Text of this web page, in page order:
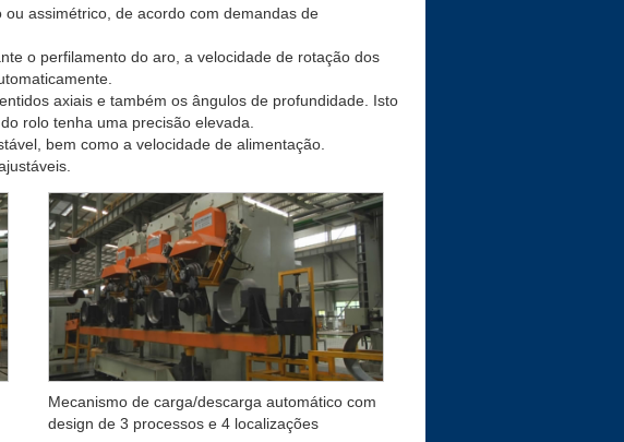
assimétrico, de acordo com demandas de
o perfilamento do aro, a velocidade de rotação dos
axiais e também os ângulos de profundidade. Isto
rolo tenha uma precisão elevada.
bem como a velocidade de alimentação.
Mecanismo de carga/descarga automático com
design de 3 processos e 4 localizações